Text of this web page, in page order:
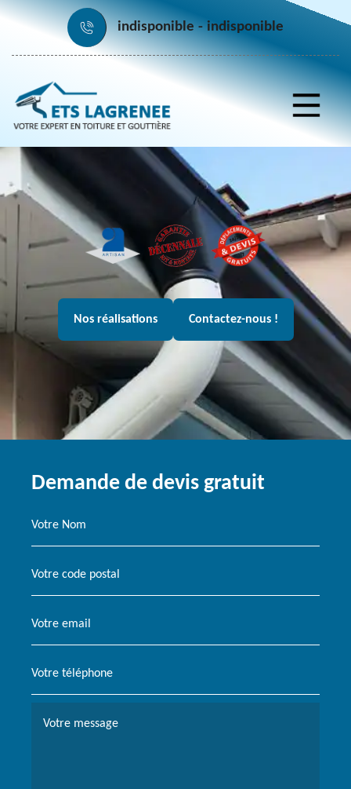
indisponible indisponible
Nos réalisations Contactez-nous !
Demande de devis gratuit